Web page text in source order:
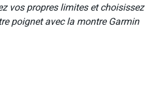
vos propres limites et choisissez
poignet avec la montre Garmin